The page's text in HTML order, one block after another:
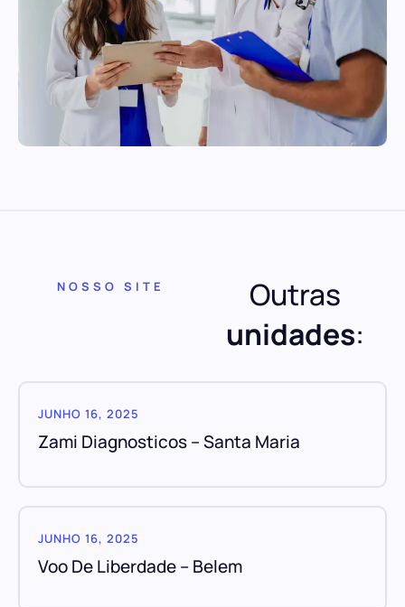
NOSSO SITE
Outras
unidades:
JUNHO 16, 2025
Zami Diagnosticos – Santa Maria
JUNHO 16, 2025
Voo De Liberdade – Belem